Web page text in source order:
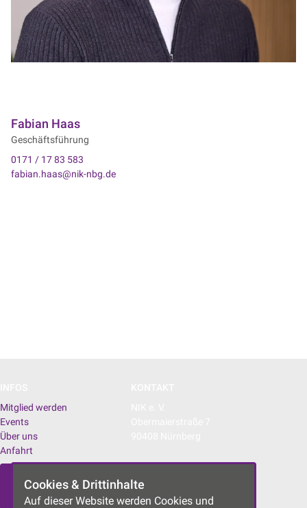
Fabian Haas
Geschäftsführung
0171 / 17 83 583
fabian.haas@nik-nbg.de
Mitglied werden
Events
Über uns
Anfahrt
Newsletter
Anmeldung
Cookies & Drittinhalte
Auf dieser Website werden Cookies und